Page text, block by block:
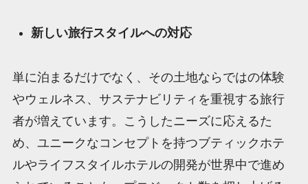
新しい旅行スタイルへの対応
単に泊まるだけでなく、その土地ならではの体験
やウェルネス、サステナビリティを重視する旅行
者が増えています。こうしたニーズに応えるた
め、ユニークなコンセプトを持つブティックホテ
ルやライフスタイルホテルの開発が世界中で進め